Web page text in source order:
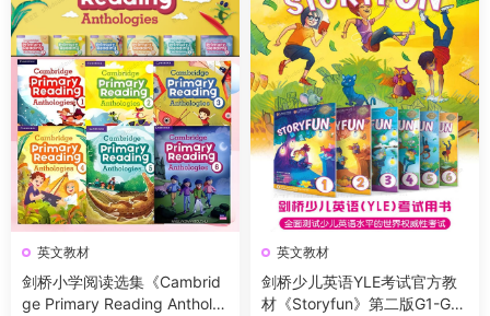
英文教材
剑桥小学阅读选集《Cambrid
ge Primary Reading Antholo
英文教材
剑桥少儿英语YLE考试官方教
材《Storyfun》第二版G1-G6